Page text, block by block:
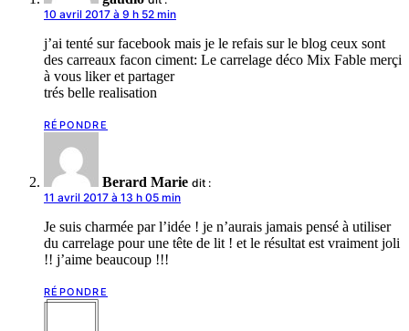
10 avril 2017 à 9 h 52 min
j’ai tenté sur facebook mais je le refais sur le blog ceux sont
des carreaux facon ciment: Le carrelage déco Mix Fable merçi
à vous liker et partager
trés belle realisation
RÉPONDRE
Berard Marie dit :
11 avril 2017 à 13 h 05 min
Je suis charmée par l’idée ! je n’aurais jamais pensé à utiliser
du carrelage pour une tête de lit ! et le résultat est vraiment joli
!! j’aime beaucoup !!!
RÉPONDRE